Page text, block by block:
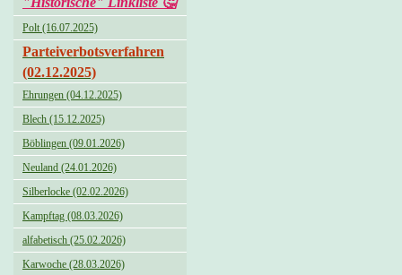
Polt (16.07.2025)
Parteiverbotsverfahren
(02.12.2025)
Ehrungen (04.12.2025)
Blech (15.12.2025)
Böblingen (09.01.2026)
Neuland (24.01.2026)
Silberlocke (02.02.2026)
Kampftag (08.03.2026)
alfabetisch (25.02.2026)
Karwoche (28.03.2026)